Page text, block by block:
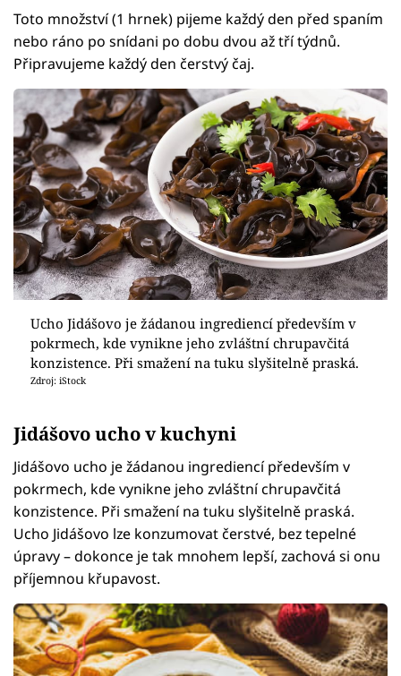
Toto množství (1 hrnek) pijeme každý den před spaním
nebo ráno po snídani po dobu dvou až tří týdnů.
Připravujeme každý den čerstvý čaj.
Ucho Jidášovo je žádanou ingrediencí především v
pokrmech, kde vynikne jeho zvláštní chrupavčitá
konzistence. Při smažení na tuku slyšitelně praská.
Zdroj: iStock
Jidášovo ucho v kuchyni
Jidášovo ucho je žádanou ingrediencí především v
pokrmech, kde vynikne jeho zvláštní chrupavčitá
konzistence. Při smažení na tuku slyšitelně praská.
Ucho Jidášovo lze konzumovat čerstvé, bez tepelné
úpravy – dokonce je tak mnohem lepší, zachová si onu
příjemnou křupavost.